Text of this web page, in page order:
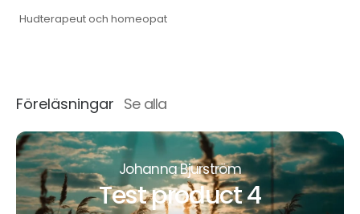
Hudterapeut och homeopat
Föreläsningar Se alla
Johanna Bjurström
Test product 4